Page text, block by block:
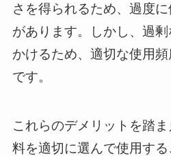
さを得られるため、過度
があります。しかし、過
かけるため、適切な使用
です。
これらのデメリットを踏
料を適切に選んで使用す